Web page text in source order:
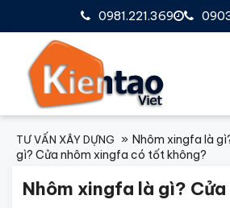
0981.221.369
TƯ VẤN XÂY DỰNG
Nhôm xingfa là
gì? Cửa nhôm xingfa có tốt không?
Nhôm xingfa là gì?